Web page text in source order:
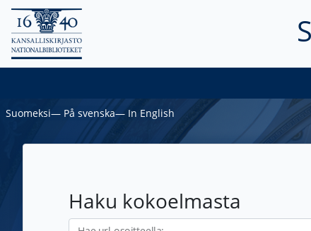
Suomeksi― På svenska― In English
Haku kokoelmasta